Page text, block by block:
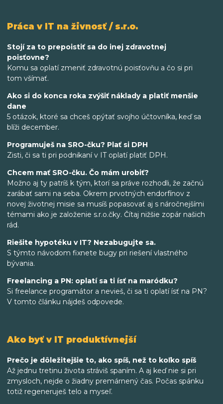
Práca v IT na živnosť / s.r.o.
Stojí za to prepoistiť sa do inej zdravotnej
poisťovne?
Komu sa oplatí zmeniť zdravotnú poisťovňu a čo si pri
tom všímať.
Ako si do konca roka zvýšiť náklady a platiť menšie
dane
5 otázok, ktoré sa chceš opýtať svojho účtovníka, keď sa
blíži december.
Programuješ na SRO-čku? Plať si DPH
Zisti, či sa ti pri podnikaní v IT oplatí platiť DPH.
Chcem mať SRO-čku. Čo mám urobiť?
Možno aj ty patríš k tým, ktorí sa práve rozhodli, že začnú
zarábať sami na seba. Okrem prvotných endorfínov z
novej životnej misie sa musíš popasovať aj s náročnejšími
témami ako je založenie s.r.o.čky. Čítaj nižšie zopár našich
rád.
Riešite hypotéku v IT? Nezabugujte sa.
S týmto návodom fixnete bugy pri riešení vlastného
bývania.
Freelancing a PN: oplatí sa ti ísť na maródku?
Si freelance programátor a nevieš, či sa ti oplatí ísť na PN?
V tomto článku nájdeš odpovede.
Ako byť v IT produktívnejší
Prečo je dôležitejšie to, ako spíš, než to koľko spíš
Až jednu tretinu života stráviš spaním. A aj keď nie si pri
zmysloch, nejde o žiadny premárnený čas. Počas spánku
totiž regeneruješ telo a myseľ.